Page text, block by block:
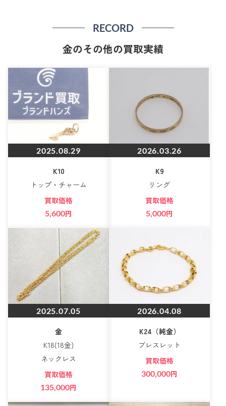
RECORD
金のその他の買取実績
2025.08.29
K10
トップ・チャーム
買取価格
5,600円
2026.03.26
K9
リング
買取価格
5,000円
2025.07.05
金
K18(18金)
ネックレス
買取価格
135,000円
2026.04.08
K24（純金）
ブレスレット
買取価格
300,000円